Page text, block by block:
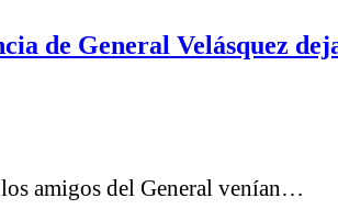
de General Velásquez
amigos del General venían…